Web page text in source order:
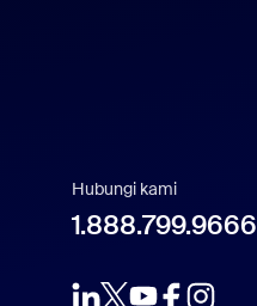
日本語
한국어
Hubungi kami
1.888.799.9666